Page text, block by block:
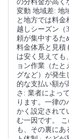
の分料金が高く
変動 地域差: 地
と地方では料金
越しシーズン（
頼が集中するた
料金体系と見積
は安く見えても
ョン作業（た
グなど）が発生
的な支払い額が
さ: 業者によっ
ります。一律
かく設定されて
む一因です。
も、その裏にあ